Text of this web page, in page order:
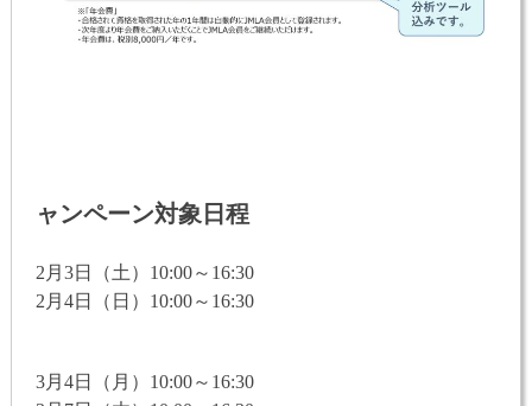
ャンペーン対象日程
2月3日（土）10:00～16:30
2月4日（日）10:00～16:30
3月4日（月）10:00～16:30